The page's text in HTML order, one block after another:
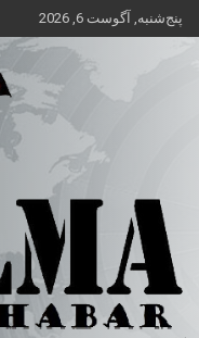
محتوا
پنج‌شنبه, آگوست 6, 2026